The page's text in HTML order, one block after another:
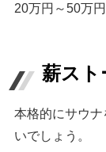
20万円～50万
薪スト
本格的にサウ
いでしょう。